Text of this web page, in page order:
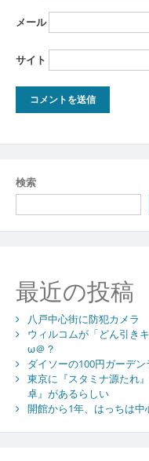
メール
サイト
検索
最近の投稿
八戸中心街に防犯カメラ
ウィルコムが「どん引き
ω＠？
ダイソーの100円ガーデン
東京に『スタミナ源たれ
卓』があるらしい
開館から1年、はっちは